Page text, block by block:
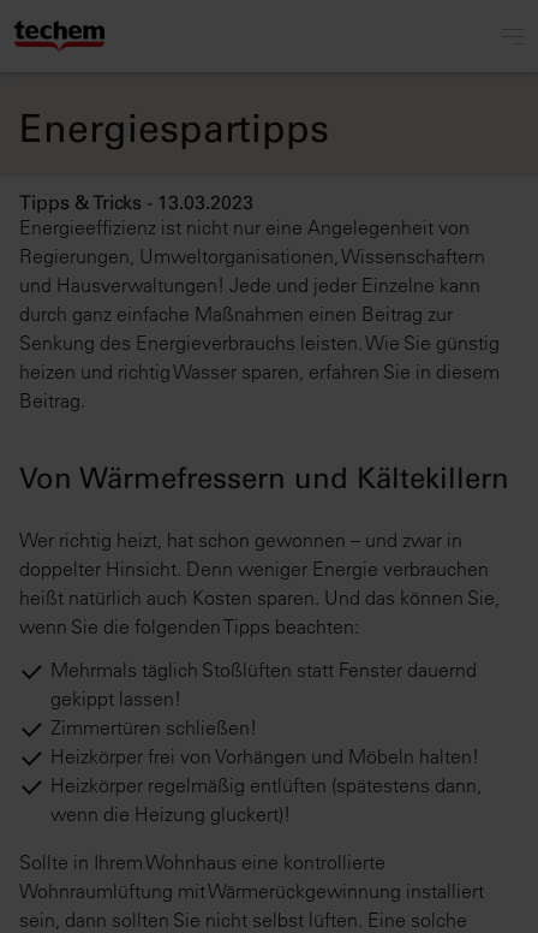
Energiespartipps
Tipps & Tricks - 13.03.2023
Energieeffizienz ist nicht nur eine Angelegenheit von
Regierungen, Umweltorganisationen, Wissenschaftern
und Hausverwaltungen! Jede und jeder Einzelne kann
durch ganz einfache Maßnahmen einen Beitrag zur
Senkung des Energieverbrauchs leisten. Wie Sie günstig
heizen und richtig Wasser sparen, erfahren Sie in diesem
Beitrag.
Von Wärmefressern und Kältekillern
Wer richtig heizt, hat schon gewonnen – und zwar in
doppelter Hinsicht. Denn weniger Energie verbrauchen
heißt natürlich auch Kosten sparen. Und das können Sie,
wenn Sie die folgenden Tipps beachten:
Mehrmals täglich Stoßlüften statt Fenster dauernd
gekippt lassen!
Zimmertüren schließen!
Heizkörper frei von Vorhängen und Möbeln halten!
Heizkörper regelmäßig entlüften (spätestens dann,
wenn die Heizung gluckert)!
Sollte in Ihrem Wohnhaus eine kontrollierte
Wohnraumlüftung mit Wärmerückgewinnung installiert
sein, dann sollten Sie nicht selbst lüften. Eine solche